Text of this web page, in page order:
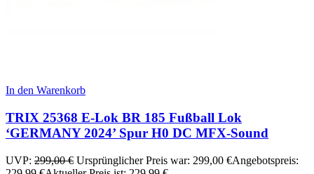
In den Warenkorb
TRIX 25368 E-Lok BR 185 Fußball Lok
‘GERMANY 2024’ Spur H0 DC MFX-Sound
UVP: 299,00€ Ursprünglicher Preis war: 299,00 €Angebotspreis: